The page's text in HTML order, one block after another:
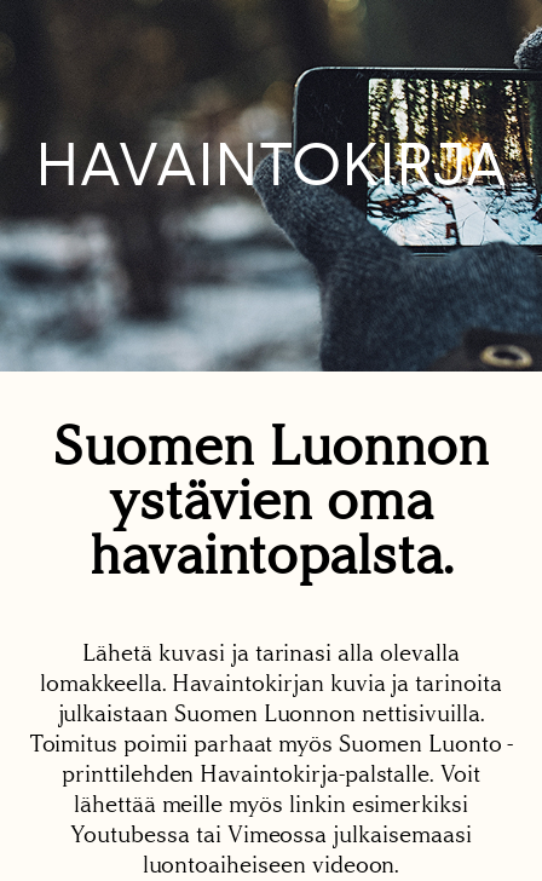
HAVAINTOKIRJA
Suomen Luonnon
ystävien oma
havaintopalsta.
Lähetä kuvasi ja tarinasi alla olevalla
lomakkeella. Havaintokirjan kuvia ja tarinoita
julkaistaan Suomen Luonnon nettisivuilla.
Toimitus poimii parhaat myös Suomen Luonto -
printtilehden Havaintokirja-palstalle. Voit
lähettää meille myös linkin esimerkiksi
Youtubessa tai Vimeossa julkaisemaasi
luontoaiheiseen videoon.